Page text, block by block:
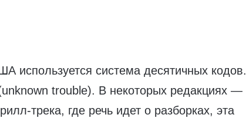
используется система десятичных кодов.
trouble). В некоторых редакциях —
трека, где речь идет о разборках, эта